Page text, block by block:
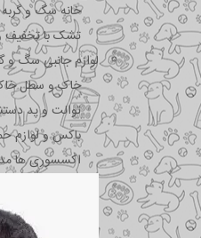
خانه سگ و گربه
تشک با تخفیف
لوازم جانبی سگ و
خاک و سطل
توالت و پد
باکس و لوازم
اکسسوری ها